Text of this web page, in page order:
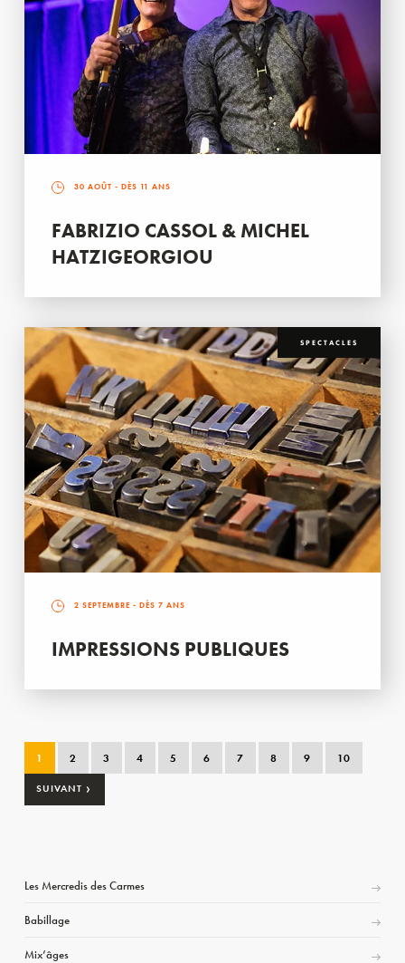
30 AOÛT - DÈS 11 ANS
FABRIZIO CASSOL & MICHEL
HATZIGEORGIOU
SPECTACLES
2 SEPTEMBRE - DÈS 7 ANS
IMPRESSIONS PUBLIQUES
1 2 3 4 5 6 7 8 9 10
SUIVANT ›
Les Mercredis des Carmes
Babillage
Mix’âges